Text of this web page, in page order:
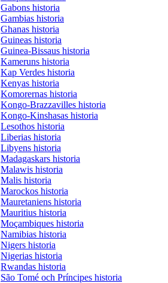
Gabons historia
Gambias historia
Ghanas historia
Guineas historia
Guinea-Bissaus historia
Kameruns historia
Kap Verdes historia
Kenyas historia
Komorernas historia
Kongo-Brazzavilles historia
Kongo-Kinshasas historia
Lesothos historia
Liberias historia
Libyens historia
Madagaskars historia
Malawis historia
Malis historia
Marockos historia
Mauretaniens historia
Mauritius historia
Moçambiques historia
Namibias historia
Nigers historia
Nigerias historia
Rwandas historia
São Tomé och Príncipes historia